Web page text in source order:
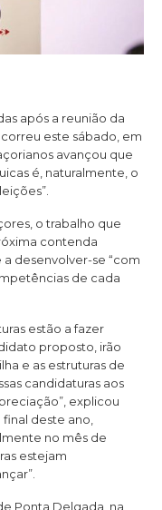
após a reunião da
este sábado, em
avançou que
é, naturalmente, o
o trabalho que
contenda
a desenvolver-se “com
de cada
estão a fazer
proposto, irão
e as estruturas de
candidaturas aos
explicou
deste ano,
no mês de
estejam
Ponta Delgada, na